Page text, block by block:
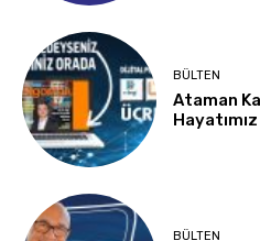
BÜLTEN
Ataman
BÜLTEN